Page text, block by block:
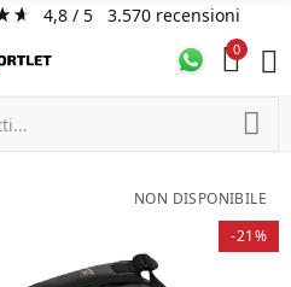
4,8/ 5 3.570 recensioni
0
NON DISPONIBILE
-21%